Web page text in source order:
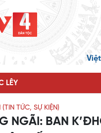
Việt
LÊY
(TIN TỨC, SỰ KIỆN)
NGÃI: BAN